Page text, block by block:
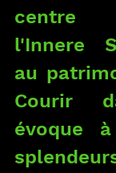
centre
l'Innere
au
Courir
évoque